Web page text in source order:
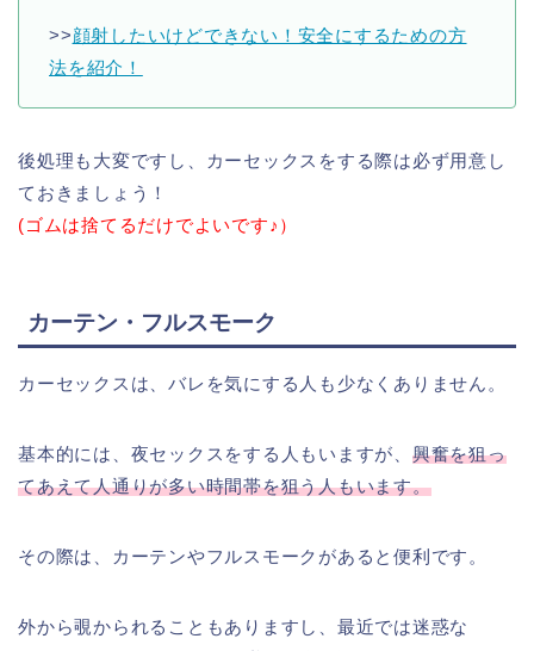
>>顔射したいけどできない！安全にするための方
法を紹介！
後処理も大変ですし、カーセックスをする際は必ず用意し
ておきましょう！
(ゴムは捨てるだけでよいです♪）
カーテン・フルスモーク
カーセックスは、バレを気にする人も少なくありません。
基本的には、夜セックスをする人もいますが、 興奮を狙っ
てあえて人通りが多い時間帯を狙う人もいます。
その際は、カーテンやフルスモークがあると便利です。
外から覗かられることもありますし、最近では迷惑な